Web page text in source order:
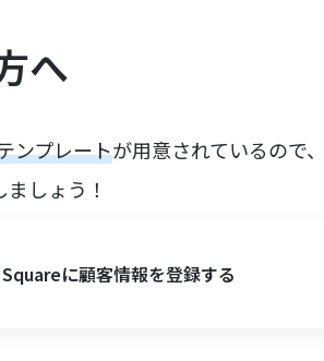
へ
ンプレートが用意されているので
しょう！
に顧客情報を登録する